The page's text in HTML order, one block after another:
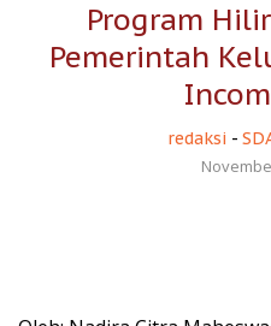
Program
Pemerintah
redaksi -